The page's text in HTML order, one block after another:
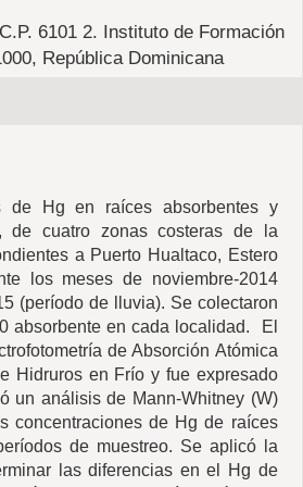
6101 2. Instituto de Formación
República Dominicana
de Hg en raíces absorbentes y
cuatro zonas costeras de la
a Puerto Hualtaco, Estero
los meses de noviembre-2014
(período de lluvia). Se colectaron
absorbente en cada localidad. El
de Absorción Atómica
Hidruros en Frío y fue expresado
un análisis de Mann-Whitney (W)
concentraciones de Hg de raíces
de muestreo. Se aplicó la
las diferencias en el Hg de